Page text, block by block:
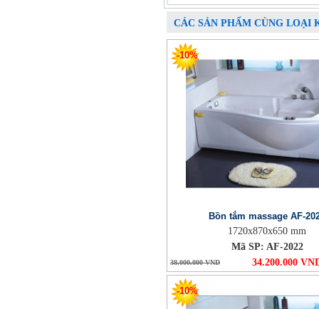
CÁC SẢN PHẨM CÙNG LOẠI
-10%
Bồn tắm massage AF-
1720x870x650 mm
Mã SP: AF-2022
38.000.000 VND 34.200.000
-10%